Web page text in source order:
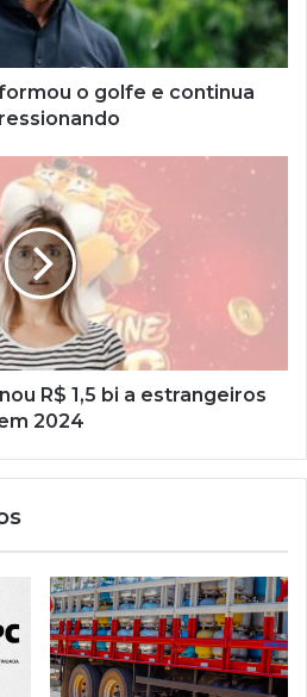
o golfe e continua
R$ 1,5 bi a estrangeiros
2024